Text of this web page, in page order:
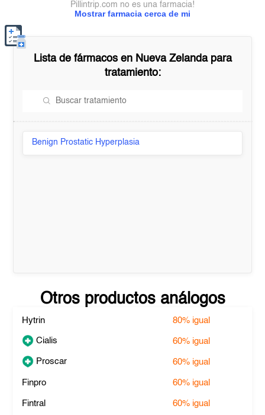
Mostrar farmacia cerca de mi
Pillintrip.com no es una farmacia!
Lista de fármacos en Nueva Zelandapara
tratamiento:
Benign Prostatic Hyperplasia
Otros productos análogos
Hytrin 80% igual
Cialis 60% igual
Proscar 60% igual
Finpro 60% igual
Fintral 60% igual